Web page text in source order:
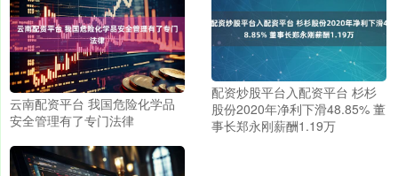
云南配资平台 我国危险化学品
安全管理有了专门法律
配资炒股平台入配资平台 杉杉
股份2020年净利下滑48.85% 董
事长郑永刚薪酬1.19万